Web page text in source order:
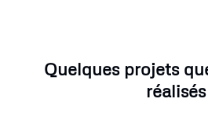
Quelques projets
réalisés